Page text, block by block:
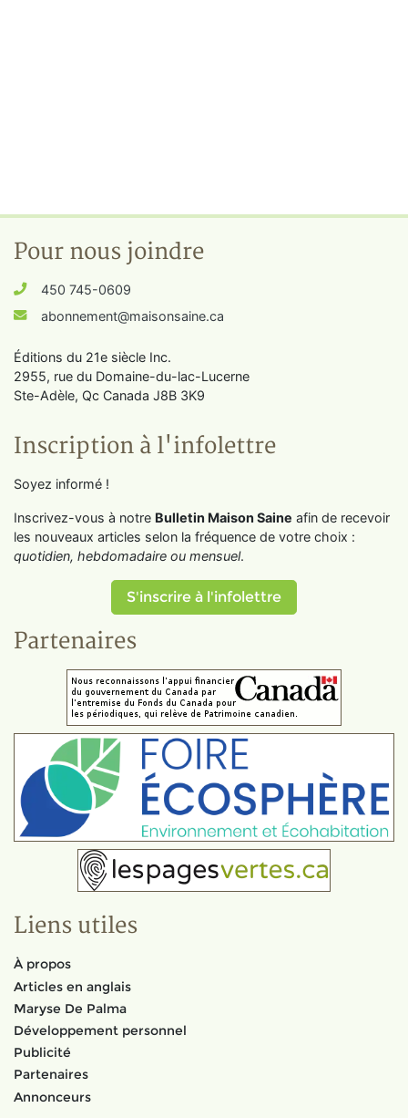
Pour nous joindre
450 745-0609
abonnement@maisonsaine.ca
Éditions du 21e siècle Inc.
2955, rue du Domaine-du-lac-Lucerne
Ste-Adèle, Qc Canada J8B 3K9
Inscription à l'infolettre
Soyez informé !
Inscrivez-vous à notre Bulletin Maison Saine afin de recevoir
les nouveaux articles selon la fréquence de votre choix :
quotidien, hebdomadaire ou mensuel.
S'inscrire à l'infolettre
Partenaires
Liens utiles
À propos
Articles en anglais
Maryse De Palma
Développement personnel
Publicité
Partenaires
Annonceurs